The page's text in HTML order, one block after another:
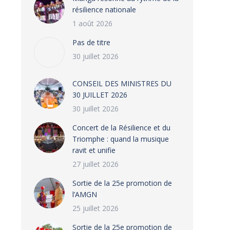
résilience nationale
1 août 2026
Pas de titre
30 juillet 2026
CONSEIL DES MINISTRES DU
30 JUILLET 2026
30 juillet 2026
‎​Concert de la Résilience et du
Triomphe : quand la musique
ravit et unifie
27 juillet 2026
‎Sortie de la 25e promotion de
l’AMGN
25 juillet 2026
‎Sortie de la 25e promotion de